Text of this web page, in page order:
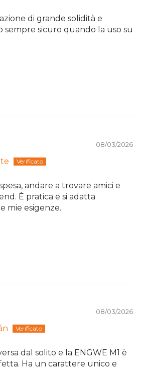
di grande solidità e
sempre sicuro quando la uso su
08/03/2026
andare a trovare amici e
È pratica e si adatta
mie esigenze.
08/03/2026
dal solito e la ENGWE M1 è
Ha un carattere unico e